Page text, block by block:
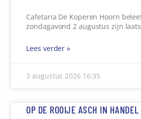
Cafetaria De Koperen Hoorn
zondagavond 2 augustus zijn
Lees verder »
3 augustus 2026 16:35
OP DE ROOIJE ASCH IN